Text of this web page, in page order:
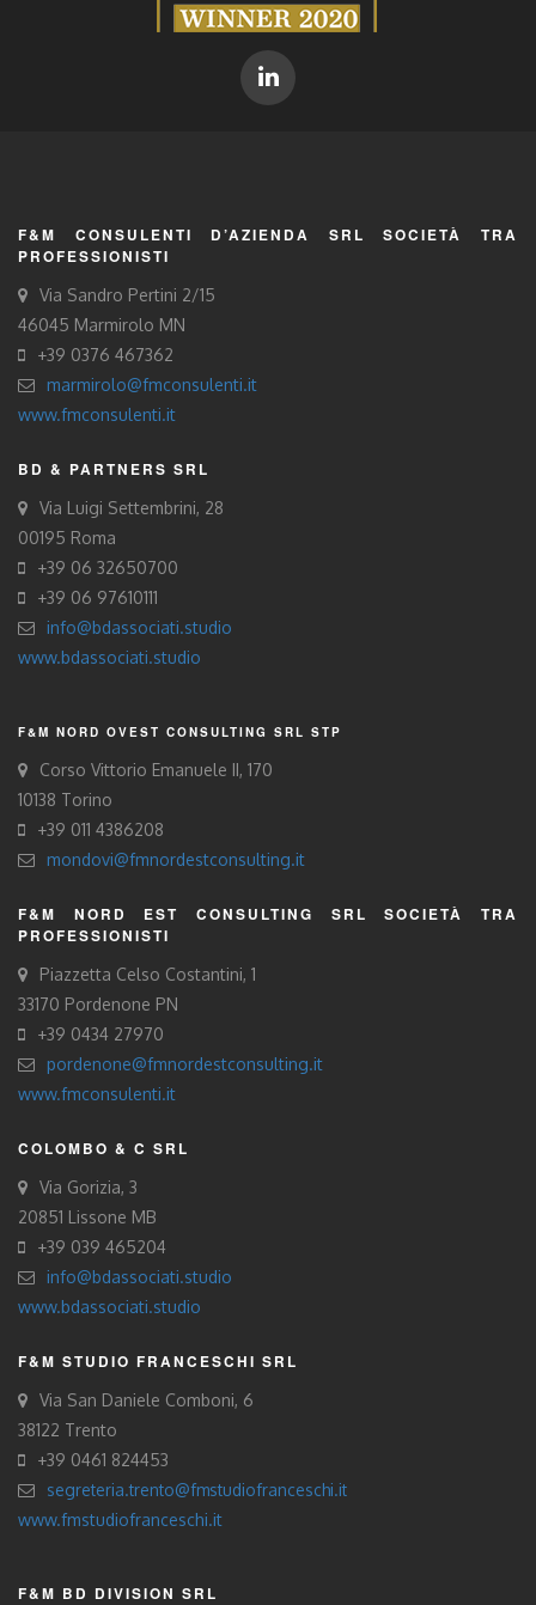
F&M CONSULENTI D’AZIENDA SRL SOCIETÀ TRA
PROFESSIONISTI
Via Sandro Pertini 2/15
46045 Marmirolo MN
+39 0376 467362
marmirolo@fmconsulenti.it
www.fmconsulenti.it
BD & PARTNERS SRL
Via Luigi Settembrini, 28
00195 Roma
+39 06 32650700
+39 06 97610111
info@bdassociati.studio
www.bdassociati.studio
F&M NORD OVEST CONSULTING SRL STP
Corso Vittorio Emanuele II, 170
10138 Torino
+39 011 4386208
mondovi@fmnordestconsulting.it
F&M NORD EST CONSULTING SRL SOCIETÀ TRA
PROFESSIONISTI
Piazzetta Celso Costantini, 1
33170 Pordenone PN
+39 0434 27970
pordenone@fmnordestconsulting.it
www.fmconsulenti.it
COLOMBO & C SRL
Via Gorizia, 3
20851 Lissone MB
+39 039 465204
info@bdassociati.studio
www.bdassociati.studio
F&M STUDIO FRANCESCHI SRL
Via San Daniele Comboni, 6
38122 Trento
+39 0461 824453
segreteria.trento@fmstudiofranceschi.it
www.fmstudiofranceschi.it
F&M BD DIVISION SRL